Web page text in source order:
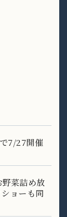
7/27開催
菜詰め放
ョーも同